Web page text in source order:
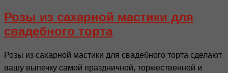
Розы из сахарной мастики для
свадебного торта
Розы из сахарной мастики для свадебного торта сделают
вашу выпечку самой праздничной, торжественной и